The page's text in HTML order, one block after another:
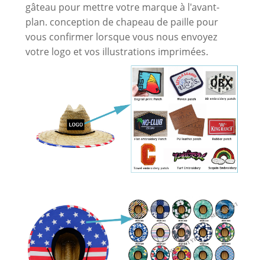
gâteau pour mettre votre marque à l'avant-
plan. conception de chapeau de paille pour
vous confirmer lorsque vous nous envoyez
votre logo et vos illustrations imprimées.